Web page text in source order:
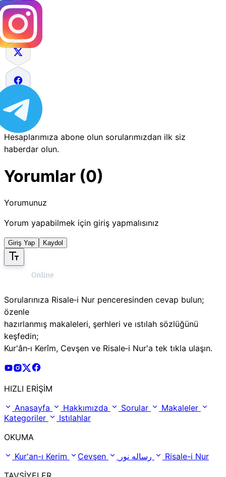
Hesaplarımıza abone olun sorularımızdan ilk siz
haberdar olun.
Yorumlar (0)
Yorumunuz
Yorum yapabilmek için giriş yapmalısınız
Giriş Yap Kaydol
Sorularınıza Risale‑i Nur penceresinden cevap bulun;
özenle
hazırlanmış makaleleri, şerhleri ve ıstılah sözlüğünü
keşfedin;
Kur'ân‑ı Kerîm, Cevşen ve Risale‑i Nur'a tek tıkla ulaşın.
Risale Online Youtube Hesabı
Risale Online Instagram Hesabı
Risale Online X Hesabı
HIZLI ERİŞİM
Anasayfa
Hakkımızda Sorular
Makaleler
Kategoriler
Istılahlar
OKUMA
Kur'an-ı Kerim
Cevşen
Risale-i Nur